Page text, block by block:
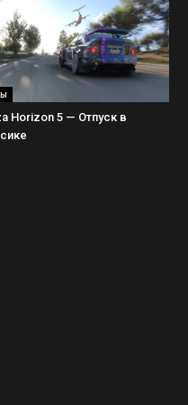
Horizon 5 — Отпуск в